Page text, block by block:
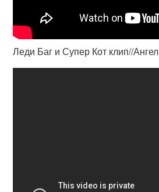
Леди Баг и Супер Кот клип//Ангел